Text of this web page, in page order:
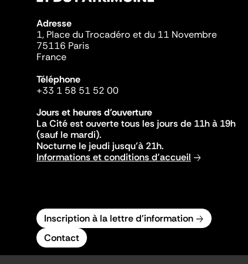
Adresse
1, Place du Trocadéro et du 11 Novembre
75116 Paris
France
Téléphone
+33 1 58 51 52 00
Jours et heures d'ouverture
La Cité est ouverte tous les jours de 11h à 19h
(sauf le mardi).
Nocturne le jeudi jusqu'à 21h.
Informations et conditions d'accueil
Inscription à la lettre d'information
Contact